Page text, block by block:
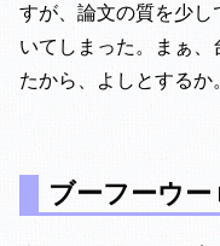
すが、論文の質を少し
いてしまった。まぁ、
たから、よしとするか
ブーフーウー